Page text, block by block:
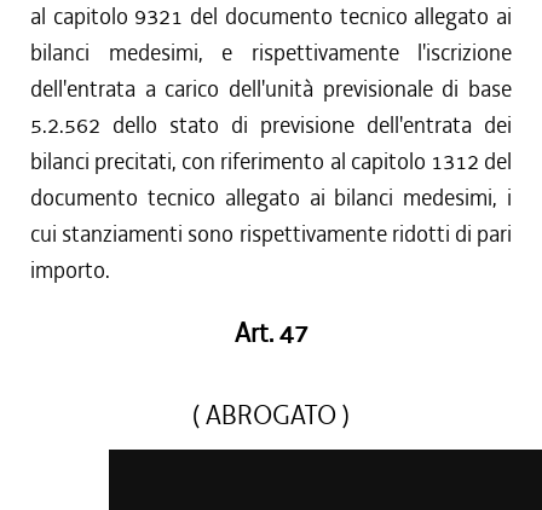
al capitolo 9321 del documento tecnico allegato ai
bilanci medesimi, e rispettivamente l'iscrizione
dell'entrata a carico dell'unità previsionale di base
5.2.562 dello stato di previsione dell'entrata dei
bilanci precitati, con riferimento al capitolo 1312 del
documento tecnico allegato ai bilanci medesimi, i
cui stanziamenti sono rispettivamente ridotti di pari
importo.
Art. 47
( ABROGATO )